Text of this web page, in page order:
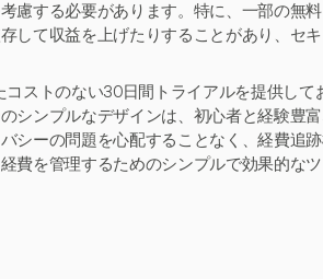
慮する必要があります。特に、一部の無
して収益を上げたりすることがあり、セ
ストのない30日間トライアルを提供し
シンプルなデザインは、初心者と経験豊
シーの問題を心配することなく、経費追
費を管理するためのシンプルで効果的な